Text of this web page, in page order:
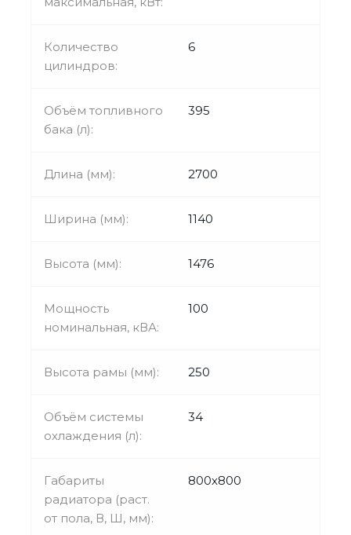
Количество
цилиндров:
6
Объём топливного
бака (л):
395
Длина (мм): 2700
Ширина (мм): 1140
Высота (мм): 1476
Мощность
номинальная, кВА:
100
Высота рамы (мм): 250
Объём системы
охлаждения (л):
34
Габариты
радиатора (раст.
от пола, В, Ш, мм):
800х800